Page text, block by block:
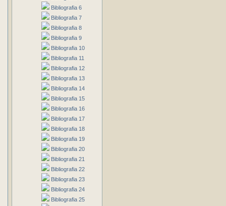
Bibliografia 6
Bibliografia 7
Bibliografia 8
Bibliografia 9
Bibliografia 10
Bibliografia 11
Bibliografia 12
Bibliografia 13
Bibliografia 14
Bibliografia 15
Bibliografia 16
Bibliografia 17
Bibliografia 18
Bibliografia 19
Bibliografia 20
Bibliografia 21
Bibliografia 22
Bibliografia 23
Bibliografia 24
Bibliografia 25